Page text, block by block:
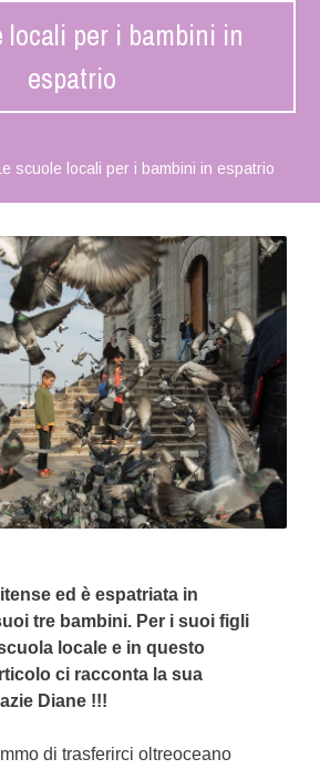
locali per i bambini in
espatrio
scuole locali per i bambini in espatrio
ed è espatriata in
tre bambini. Per i suoi figli
locale e in questo
ci racconta la sua
Diane !!!
di trasferirci oltreoceano